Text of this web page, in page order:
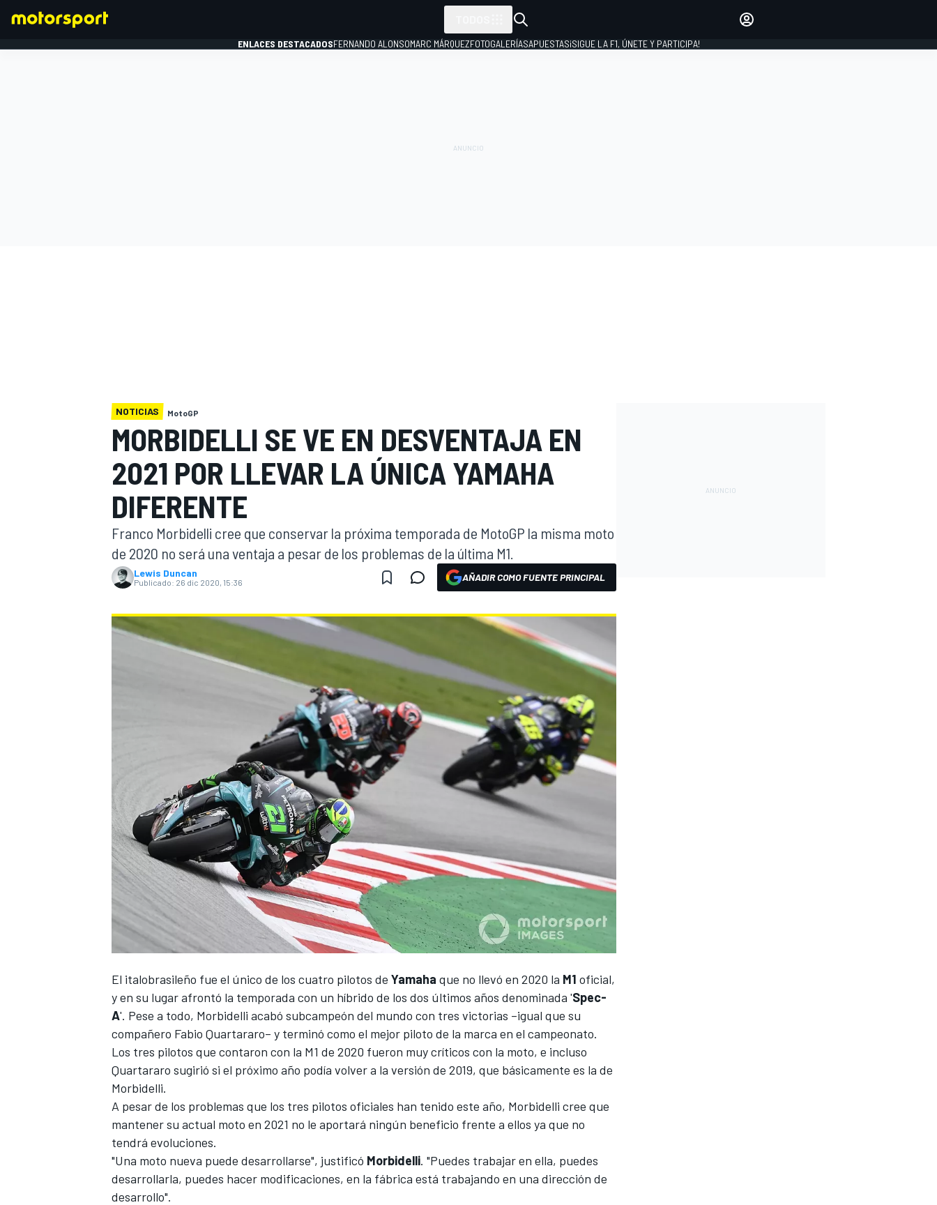
WEC FÓRMULA E
ENLACES DESTACADOSFERNANDO ALONSOMARC MÁRQUEZFOTOGALERÍASAPUESTAS¡SIGUE LA F1, ÚNETE Y PARTICIPA!
NOTICIAS MotoGP
MORBIDELLI SE VE EN DESVENTAJA EN
2021 POR LLEVAR LA ÚNICA YAMAHA
DIFERENTE
Franco Morbidelli cree que conservar la próxima temporada de MotoGP la misma moto
de 2020 no será una ventaja a pesar de los problemas de la última M1.
Lewis Duncan
Publicado: 26 dic 2020, 15:36 AÑADIR COMO FUENTE PRINCIPAL
El italobrasileño fue el único de los cuatro pilotos de Yamaha que no llevó en 2020 la M1 oficial,
y en su lugar afrontó la temporada con un híbrido de los dos últimos años denominada 'Spec-
A'. Pese a todo, Morbidelli acabó subcampeón del mundo con tres victorias –igual que su
compañero Fabio Quartararo– y terminó como el mejor piloto de la marca en el campeonato.
Los tres pilotos que contaron con la M1 de 2020 fueron muy críticos con la moto, e incluso
Quartararo sugirió si el próximo año podía volver a la versión de 2019, que básicamente es la de
Morbidelli.
A pesar de los problemas que los tres pilotos oficiales han tenido este año, Morbidelli cree que
mantener su actual moto en 2021 no le aportará ningún beneficio frente a ellos ya que no
tendrá evoluciones.
"Una moto nueva puede desarrollarse", justificó Morbidelli. "Puedes trabajar en ella, puedes
desarrollarla, puedes hacer modificaciones, en la fábrica está trabajando en una dirección de
desarrollo".